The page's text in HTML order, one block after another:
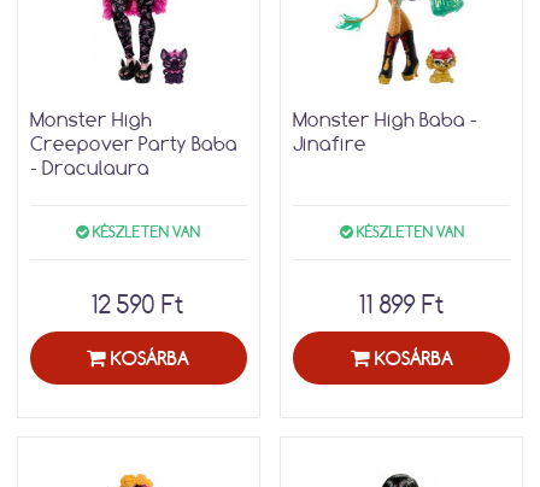
Monster High
Creepover Party Baba
- Draculaura
KÉSZLETEN VAN
12 590 Ft
KOSÁRBA
Monster High Baba -
Jinafire
KÉSZLETEN VAN
11 899 Ft
KOSÁRBA